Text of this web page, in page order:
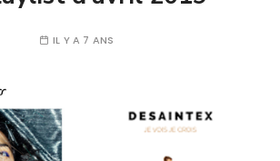
IL Y A 7 ANS